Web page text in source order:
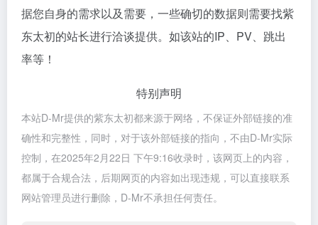
据您自身的需求以及需要，一些确切的数据则需要找紫
东太初的站长进行洽谈提供。如该站的IP、PV、跳出
率等！
特别声明
本站D-Mr提供的紫东太初都来源于网络，不保证外部链接的准
确性和完整性，同时，对于该外部链接的指向，不由D-Mr实际
控制，在2025年2月22日 下午9:16收录时，该网页上的内容，
都属于合规合法，后期网页的内容如出现违规，可以直接联系
网站管理员进行删除，D-Mr不承担任何责任。